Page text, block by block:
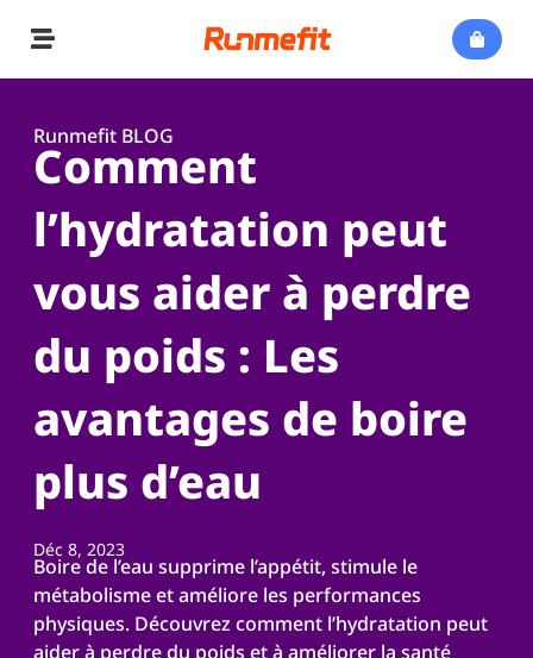
Runmefit BLOG
Comment
l’hydratation peut
vous aider à perdre
du poids : Les
avantages de boire
plus d’eau
Déc 8, 2023
Boire de l’eau supprime l’appétit, stimule le
métabolisme et améliore les performances
physiques. Découvrez comment l’hydratation peut
aider à perdre du poids et à améliorer la santé